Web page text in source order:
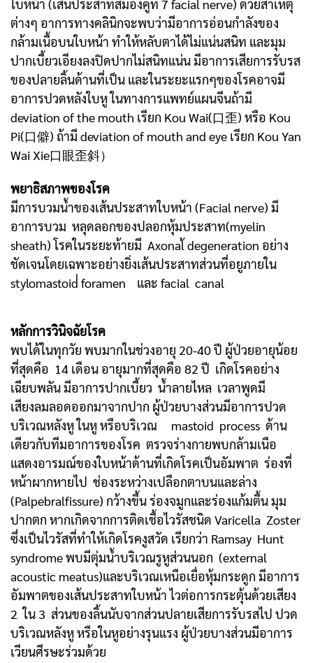
ใบหน้า (เส้นประสาทสมองคู่ที่ 7 facial nerve) ด้วยสาเหตุ
ต่างๆ อาการทางคลินิกจะพบว่ามีอาการอ่อนกำลังของ
กล้ามเนื้อบนใบหน้า ทำให้หลับตาได้ไม่แน่นสนิท และมุม
ปากเบี้ยวเอียงลงปิดปากไม่สนิทแน่น มีอาการเสียการรับรส
ของปลายลิ้นด้านที่เป็น และในระยะแรกๆของโรคอาจมี
อาการปวดหลังใบหู ในทางการแพทย์แผนจีนถ้ามี
deviation of the mouth เรียก Kou Wai(口歪) หรือ Kou
Pi(口僻) ถ้ามี deviation of mouth and eye เรียก Kou Yan
Wai Xie口眼歪斜）
พยาธิสภาพของโรค
มีการบวมน้ำของเส้นประสาทใบหน้า (Facial nerve) มี
อาการบวม หลุดลอกของปลอกหุ้มประสาท(myelin
sheath) โรคในระยะท้ายมี Axonal้ degeneration อย่าง
ชัดเจนโดยเฉพาะอย่างยิ่งเส้นประสาทส่วนที่อยูภายใน
stylomastoid่่ foramen และ facial canal
หลักการวินิจฉัยโรค
พบได้ในทุกวัย พบมากในช่วงอายุ 20-40 ปี ผู้ป่วยอายุน้อย
ที่สุดคือ 14 เดือน อายุมากที่สุดคือ 82 ปี เกิดโรคอย่าง
เฉียบพลัน มีอาการปากเบี้ยว น้ำลายไหล เวลาพูดมี
เสียงลมลอดออกมาจากปาก ผู้ป่วยบางส่วนมีอาการปวด
บริเวณหลังหู ในหู หรือบริเวณ mastoid process ด้าน
เดียวกับทีมอาการของโรค ตรวจร่างกายพบกล้ามเนือ
แสดงอารมณ์ของใบหน้าด้านที่เกิดโรคเป็นอัมพาต ร่องที่
หน้าผากหายไป ช่องระหว่างเปลือกตาบนและล่าง
(Palpebralfissure) กว้างขึ้น ร่องจมูกและร่องแก้มตื้น มุม
ปากตก หากเกิดจากการติดเชื้อไวรัสชนิด Varicella Zoster
ซึ่งเป็นไวรัสที่ทำให้เกิดโรคงูสวัด เรียกว่า Ramsay Hunt
syndrome พบมีตุ่มน้ำบริเวณรูหูส่วนนอก (external
acoustic meatus)และบริเวณเหนือเยื่อหุ้มกระดูก มีอาการ
อัมพาตของเส้นประสาทใบหน้า ไวต่อการกระตุ้นด้วยเสียง
2 ใน 3 ส่วนของลิ้นนับจากส่วนปลายเสียการรับรสไป ปวด
บริเวณหลังหู หรือในหูอย่างรุนแรง ผู้ป่วยบางส่วนมีอาการ
เวียนศีรษะร่วมด้วย